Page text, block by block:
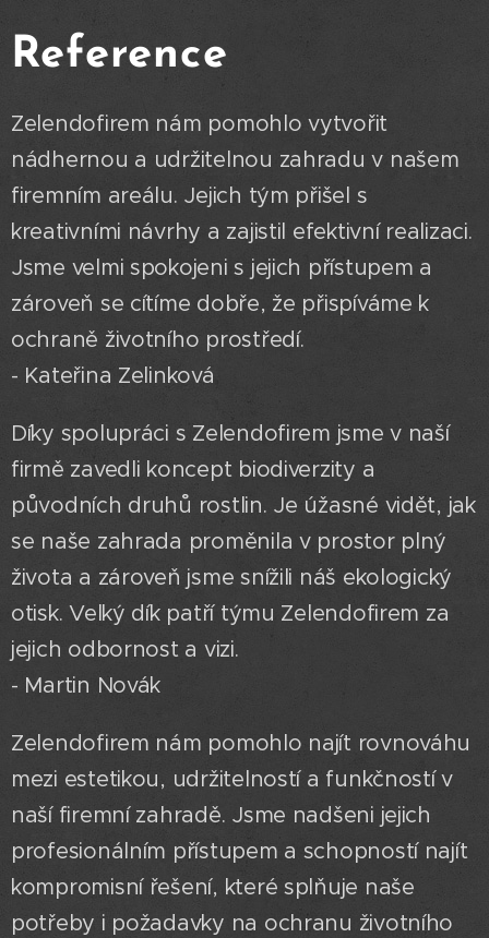
Reference
Zelendofirem nám pomohlo vytvořit
nádhernou a udržitelnou zahradu v našem
firemním areálu. Jejich tým přišel s
kreativními návrhy a zajistil efektivní realizaci.
Jsme velmi spokojeni s jejich přístupem a
zároveň se cítíme dobře, že přispíváme k
ochraně životního prostředí.
- Kateřina Zelinková
Díky spolupráci s Zelendofirem jsme v naší
firmě zavedli koncept biodiverzity a
původních druhů rostlin. Je úžasné vidět, jak
se naše zahrada proměnila v prostor plný
života a zároveň jsme snížili náš ekologický
otisk. Velký dík patří týmu Zelendofirem za
jejich odbornost a vizi.
- Martin Novák
Zelendofirem nám pomohlo najít rovnováhu
mezi estetikou, udržitelností a funkčností v
naší firemní zahradě. Jsme nadšeni jejich
profesionálním přístupem a schopností najít
kompromisní řešení, které splňuje naše
potřeby i požadavky na ochranu životního